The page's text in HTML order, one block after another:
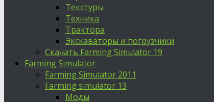
Текстуры
Техника
Трактора
Экскаваторы и погрузчики
Скачать Farming Simulator 19
Farming Simulator
Farming Simulator 2011
Farming simulator 13
Моды